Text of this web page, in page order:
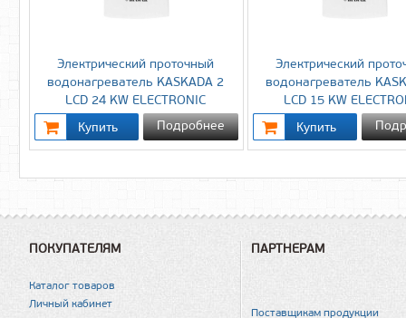
Электрический проточный
водонагреватель KASKADA 2
LCD 24 KW ELECTRONIC
Подробнее
Электрический
водонагреватель
LCD 15 KW
ПОКУПАТЕЛЯМ
Каталог товаров
Личный кабинет
ПАРТНЕРАМ
Поставщикам продукции